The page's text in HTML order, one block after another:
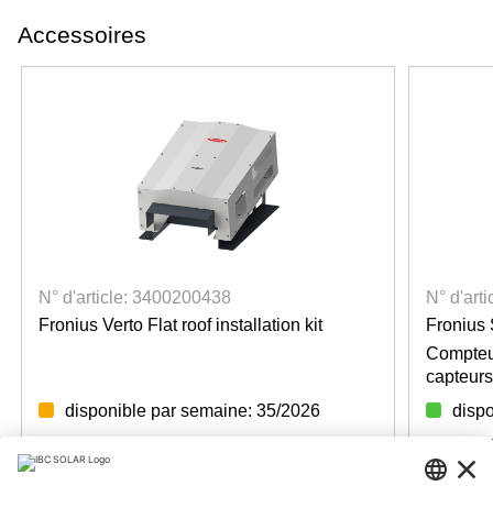
Accessoires
N° d'article: 3400200438
Fronius Verto Flat roof installation kit
disponible par semaine: 35/2026
Login for prices
N°
Fronius
Login